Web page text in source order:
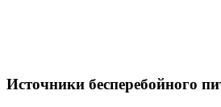
Источники бесперебойного